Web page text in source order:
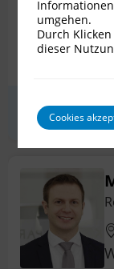
+ 5 weitere
umgehen.
Durch
dieser
Cookies